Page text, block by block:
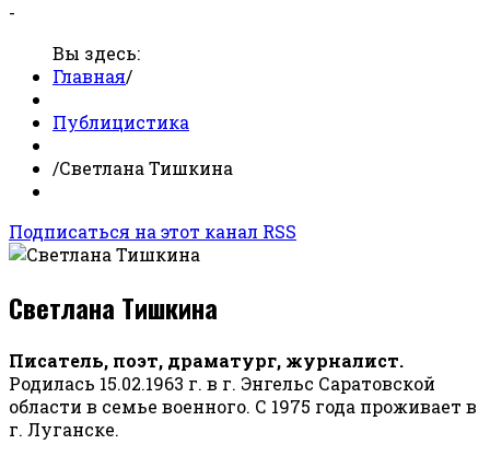
-
Вы здесь:
Главная/
Публицистика
/Светлана Тишкина
Подписаться на этот канал RSS
Светлана Тишкина
Писатель, поэт, драматург, журналист.
Родилась 15.02.1963 г. в г. Энгельс Саратовской
области в семье военного. С 1975 года проживает в
г. Луганске.